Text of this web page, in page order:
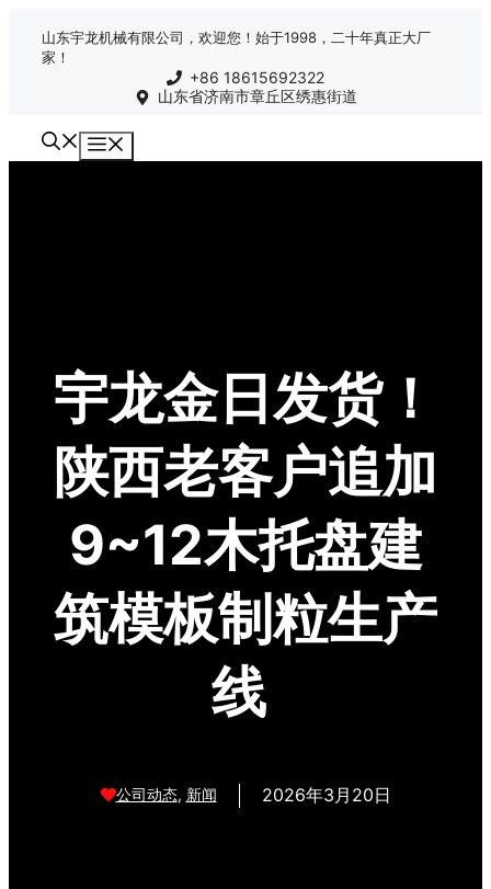
山东宇龙机械有限公司，欢迎您！始于1998，二十年真正大厂
家！
+86 18615692322
山东省济南市章丘区绣惠街道
宇龙金日发货！
陕西老客户追加
9~12木托盘建
筑模板制粒生产
线
公司动态, 新闻 2026年3月20日